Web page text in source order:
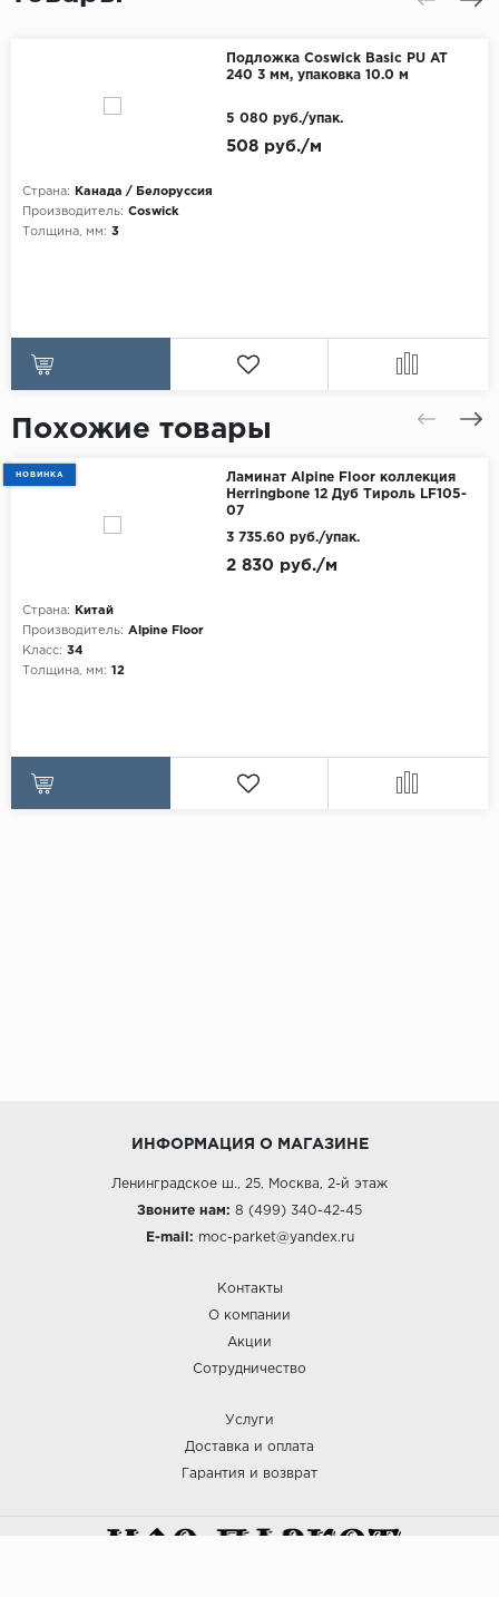
Подложка Coswick Basic PU AT
240 3 мм, упаковка 10.0 м
Страна:
Канада / Белоруссия
Производитель: Coswick
Толщина, мм: 3
508 руб./м
5 080 руб./упак.
Похожие товары
НОВИНКА
Ламинат Alpine Floor коллекция
Herringbone 12 Дуб Тироль LF105-
07
Страна:
Китай
Производитель: Alpine Floor
Класс: 34
Толщина, мм: 12
2 830 руб./м
3 735.60 руб./упак.
ИНФОРМАЦИЯ О МАГАЗИНЕ
Ленинградское ш., 25, Москва, 2-й этаж
Звоните нам: 8 (499) 340-42-45
E-mail: moc-parket@yandex.ru
Контакты
О компании
Акции
Сотрудничество
Услуги
Доставка и оплата
Гарантия и возврат